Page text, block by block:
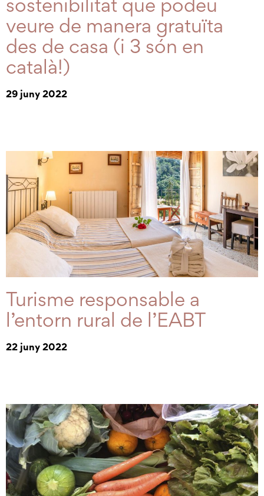
sostenibilitat que podeu
veure de manera gratuïta
des de casa (i 3 són en
català!)
29 juny 2022
Turisme responsable a
l’entorn rural de l’EABT
22 juny 2022